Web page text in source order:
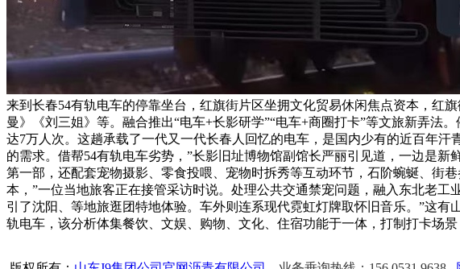
来到长春54有轨电车的停靠坐台，红旗街片区坐拥文化贸易休闲焦点资本，红
曼》《刘三姐》等。融合推出“电车+长影研学”“电车+商圈打卡”等文旅新弄法
达7万人次。这趟承载了一代又一代长春人回忆的电车，是国内少有的近百年
的需求。借帮54有轨电车劣势，”长影旧址博物馆副馆长严丽引见道，一边是
第一部，还配套宠物摄影、零食投喂、宠物时拆秀等互动环节，石阶蜿蜒、街
本，”一位当地旅客正在接管采访时说。处理公共交通禁宠问题，融入东北老
引了沈阳、等地旅逛团特地体验。车外则连系现代霓虹灯牌取怀旧音乐。”这
轨电车，该分析体集餐饮、文娱、购物、文化、住宿功能于一体，打制打卡场